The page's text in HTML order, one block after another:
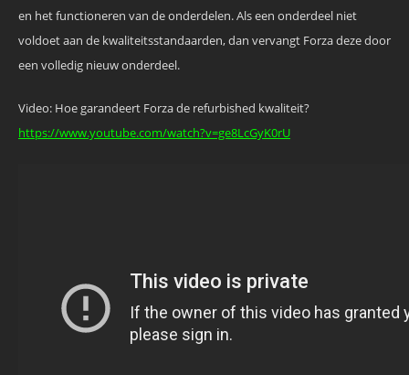
en het functioneren van de onderdelen. Als een onderdeel niet
voldoet aan de kwaliteitsstandaarden, dan vervangt Forza deze door
een volledig nieuw onderdeel.
Video: Hoe garandeert Forza de refurbished kwaliteit?
https://www.youtube.com/watch?v=ge8LcGyK0rU